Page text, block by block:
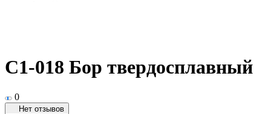
C1-018 Бор твердосплавный
0
Нет отзывов